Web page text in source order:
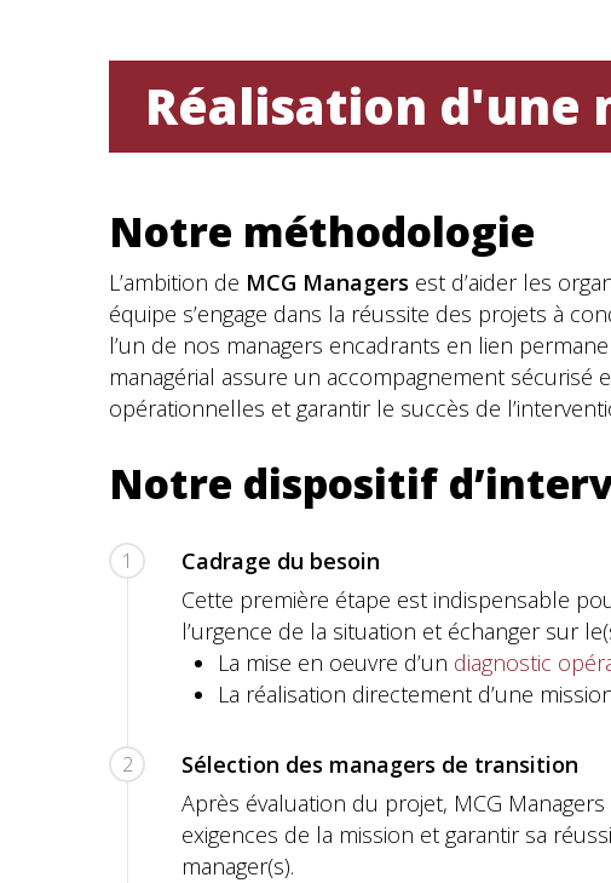
Réalisation d'une
Notre méthodologie
L’ambition de MCG Managers est d’aider les
équipe s’engage dans la réussite des projets à
l’un de nos managers encadrants en lien
managérial assure un accompagnement
opérationnelles et garantir le succès de
Notre dispositif
1
Cadrage du besoin
Cette première étape est indispensable
l’urgence de la situation et échanger sur
La mise en oeuvre d’un diagnostic
La réalisation directement d’une
2
Sélection des managers de transition
Après évaluation du projet, MCG
exigences de la mission et garantir sa
manager(s).